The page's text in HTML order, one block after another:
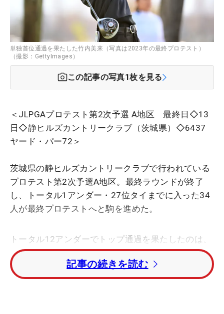
単独首位通過を果たした竹内美来（写真は2023年の最終プロテスト）
（撮影：GettyImages）
この記事の写真1枚を見る
＜JLPGAプロテスト第2次予選 A地区 最終日◇13
日◇静ヒルズカントリークラブ（茨城県）◇6437
ヤード・パー72＞
茨城県の静ヒルズカントリークラブで行われている
プロテスト第2次予選A地区。最終ラウンドが終了
し、トータル1アンダー・27位タイまでに入った34
人が最終プロテストへと駒を進めた。
トータル12アンダーでトップ通過を果たしたのは、
26歳の竹内美来。4日間で一度も首位から陥落する
ことなく、堂々の突破となった。
記事の続きを読む